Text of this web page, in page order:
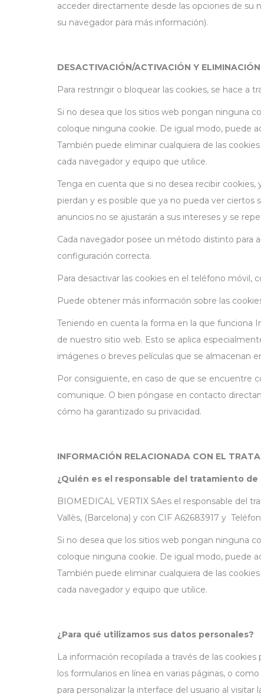
acceder directamente desde las opciones de su
su navegador para más información).
DESACTIVACIÓN/ACTIVACIÓN Y
Para restringir o bloquear las cookies, se hace a
Si no desea que los sitios web pongan ninguna
coloque ninguna cookie. De igual modo, puede
También puede eliminar cualquiera de las
cada navegador y equipo que utilice.
Tenga en cuenta que si no desea recibir
pierdan y es posible que ya no pueda ver ciertos
anuncios no se ajustarán a sus intereses y se
Cada navegador posee un método distinto para
configuración correcta.
Para desactivar las cookies en el teléfono móvil,
Puede obtener más información sobre las
Teniendo en cuenta la forma en la que funciona
de nuestro sitio web. Esto se aplica
imágenes o breves películas que se almacenan
Por consiguiente, en caso de que se encuentre
comunique. O bien póngase en contacto
cómo ha garantizado su privacidad.
INFORMACIÓN RELACIONADA CON EL
¿Quién es el responsable del tratamiento de
BIOMEDICAL VERTIX SAes el responsable del
Vallès, (Barcelona) y con CIF A62683917 y
Si no desea que los sitios web pongan ninguna
coloque ninguna cookie. De igual modo, puede
También puede eliminar cualquiera de las
cada navegador y equipo que utilice.
¿Para qué utilizamos sus datos personales?
La información recopilada a través de las
los formularios en línea en varias páginas, o
para personalizar la interface del usuario al visitar